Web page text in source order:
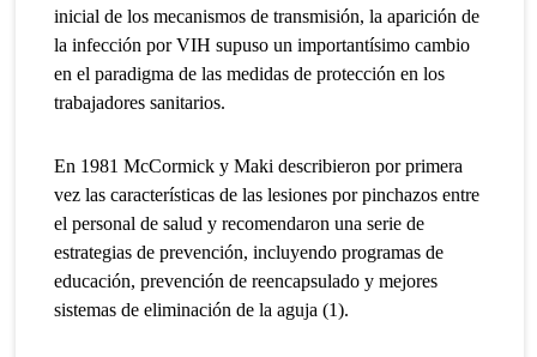
inicial de los mecanismos de transmisión, la aparición de
la infección por VIH supuso un importantísimo cambio
en el paradigma de las medidas de protección en los
trabajadores sanitarios.
En 1981 McCormick y Maki describieron por primera
vez las características de las lesiones por pinchazos entre
el personal de salud y recomendaron una serie de
estrategias de prevención, incluyendo programas de
educación, prevención de reencapsulado y mejores
sistemas de eliminación de la aguja (1).